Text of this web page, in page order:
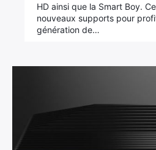
HD ainsi que la Smart Boy.
nouveaux supports pour
génération de…
Rechercher